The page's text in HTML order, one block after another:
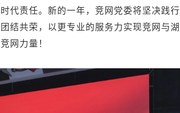
代责任。新的一年，竞网党委将坚决践行
结共荣，以更专业的服务力实现竞网与湖
网力量！